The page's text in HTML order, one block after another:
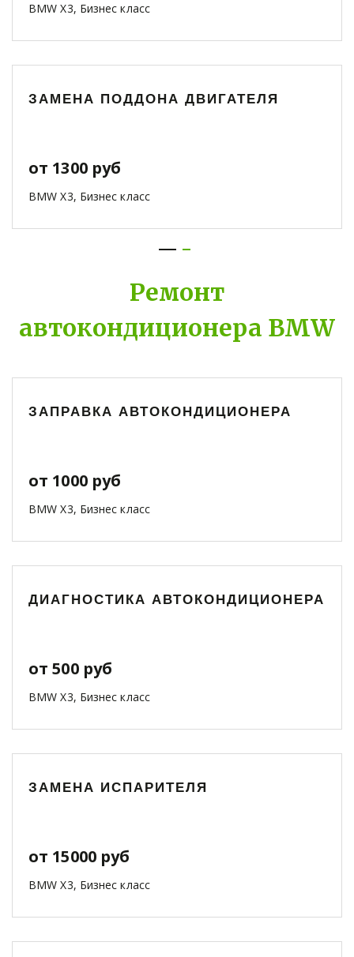
BMW X3, Бизнес класс
ЗАМЕНА ПОДДОНА ДВИГАТЕЛЯ
от 1300 руб
BMW X3, Бизнес класс
Ремонт
автокондиционера BMW
ЗАПРАВКА АВТОКОНДИЦИОНЕРА
от 1000 руб
BMW X3, Бизнес класс
ДИАГНОСТИКА АВТОКОНДИЦИОНЕРА
от 500 руб
BMW X3, Бизнес класс
ЗАМЕНА ИСПАРИТЕЛЯ
от 15000 руб
BMW X3, Бизнес класс